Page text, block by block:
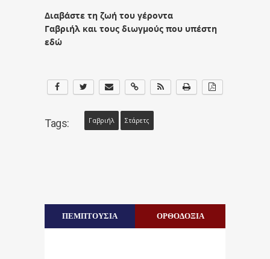
Διαβάστε τη ζωή του γέροντα
Γαβριήλ και τους διωγμούς που υπέστη
εδώ
Tags: Γαβριήλ Στάρετς
ΠΕΜΠΤΟΥΣΙΑ ΟΡΘΟΔΟΞΙΑ